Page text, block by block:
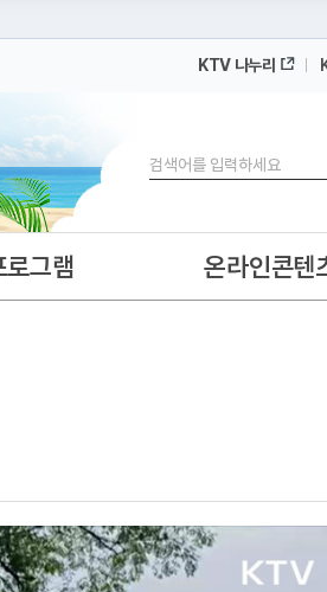
보세요
KTV 나누리
검색
로그램 온라인콘텐